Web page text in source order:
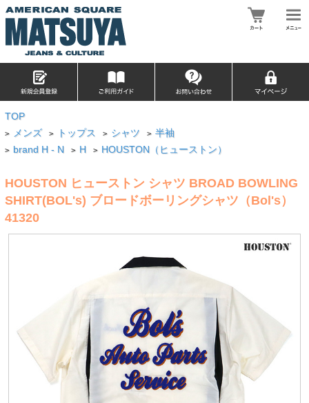
TOP
> メンズ > トップス > シャツ > 半袖
> brand H - N > H > HOUSTON（ヒューストン）
HOUSTON ヒューストン シャツ BROAD BOWLING
SHIRT(BOL's) ブロードボーリングシャツ（Bol's）
41320